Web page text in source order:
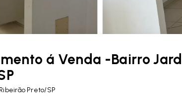
á Venda -Bairro
Preto/SP